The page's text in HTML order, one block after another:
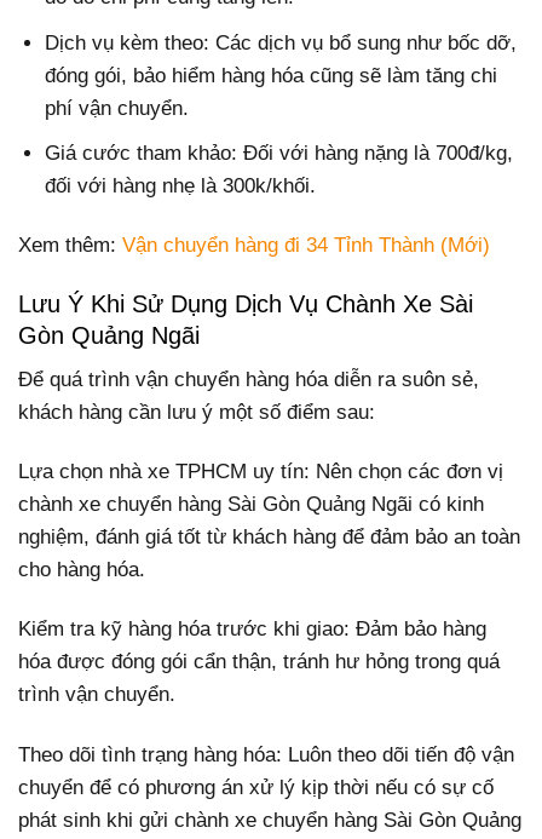
Dịch vụ kèm theo: Các dịch vụ bổ sung như bốc dỡ,
đóng gói, bảo hiểm hàng hóa cũng sẽ làm tăng chi
phí vận chuyển.
Giá cước tham khảo: Đối với hàng nặng là 700đ/kg,
đối với hàng nhẹ là 300k/khối.
Xem thêm: Vận chuyển hàng đi 34 Tỉnh Thành (Mới)
Lưu Ý Khi Sử Dụng Dịch Vụ Chành Xe Sài
Gòn Quảng Ngãi
Để quá trình vận chuyển hàng hóa diễn ra suôn sẻ,
khách hàng cần lưu ý một số điểm sau:
Lựa chọn nhà xe TPHCM uy tín: Nên chọn các đơn vị
chành xe chuyển hàng Sài Gòn Quảng Ngãi có kinh
nghiệm, đánh giá tốt từ khách hàng để đảm bảo an toàn
cho hàng hóa.
Kiểm tra kỹ hàng hóa trước khi giao: Đảm bảo hàng
hóa được đóng gói cẩn thận, tránh hư hỏng trong quá
trình vận chuyển.
Theo dõi tình trạng hàng hóa: Luôn theo dõi tiến độ vận
chuyển để có phương án xử lý kịp thời nếu có sự cố
phát sinh khi gửi chành xe chuyển hàng Sài Gòn Quảng